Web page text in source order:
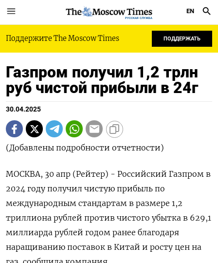
РУССКАЯ СЛУЖБА
EN
Поддержите The Moscow Times ПОДДЕРЖАТЬ
Газпром получил 1,2 трлн
руб чистой прибыли в 24г
30.04.2025
(Добавлены подробности отчетности)
МОСКВА, 30 апр (Рейтер) - Российский Газпром в
2024 году получил чистую прибыль по
международным стандартам в размере 1,2
триллиона рублей против чистого убытка в 629,1
миллиарда рублей годом ранее благодаря
наращиванию поставок в Китай и росту цен на